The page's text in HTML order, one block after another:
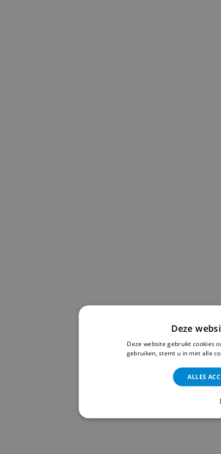
Deze
Deze website gebruikt cookies
gebruiken, stemt u in met alle
ALLES